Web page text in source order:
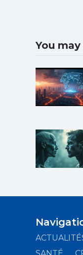
You
SANTÉ